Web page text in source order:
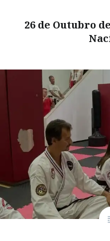
26 de Outubro